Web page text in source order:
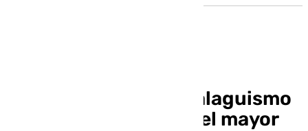
El crecimiento del malaguismo
y un ascenso mítico, el mayor